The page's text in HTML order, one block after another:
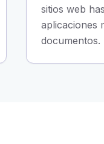
sitios web
aplicaciones
documentos.